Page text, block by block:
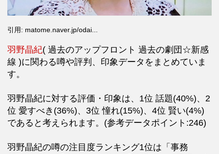
引用: matome.naver.jp/odai...
羽野晶紀( 過去のアップフロント 過去の劇団☆新感
線 )に関わる噂や評判、印象データをまとめていま
す。
羽野晶紀に対する評価・印象は、1位 話題(40%)、2
位 愛すべき(36%)、3位 憧れ(15%)、4位 賢い(4%)
であると考えられます。(参考データポイント:246)
羽野晶紀の噂の注目度ランキング1位は「事務